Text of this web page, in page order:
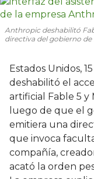
Anthropic deshabilitó
directiva del gobierno de
Estados Unidos,
deshabilitó el
artificial Fable 5 y
luego de que el
emitiera una
que invoca
compañía,
acató la orden